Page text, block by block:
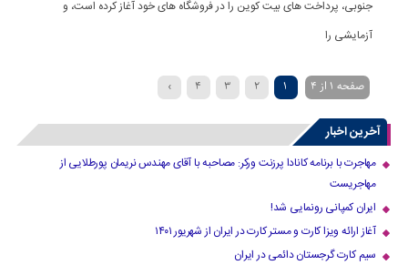
جنوبی، پرداخت های بیت کوین را در فروشگاه های خود آغاز کرده است، و
آزمایشی را
صفحه 1 از 4 1
2
3
4
›
آخرین اخبار
مهاجرت با برنامه کانادا پرزنت ورکر: مصاحبه با آقای مهندس نریمان پورطلایی از
مهاجریست
ایران کمپانی رونمایی شد!
آغاز ارائه ویزا کارت و مستر کارت در ایران از شهریور ۱۴۰۱
سیم کارت گرجستان دائمی در ایران